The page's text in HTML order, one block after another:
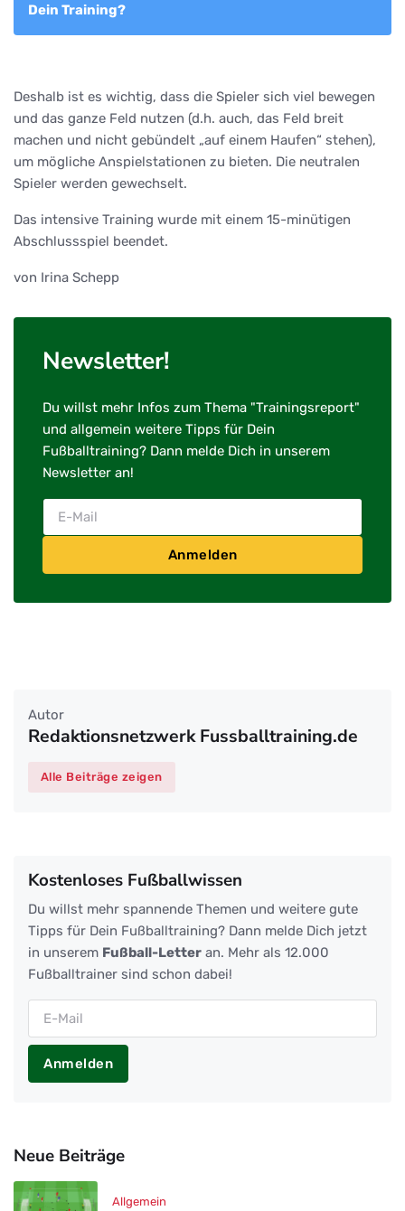
Dein Training?
Deshalb ist es wichtig, dass die Spieler sich viel bewegen
und das ganze Feld nutzen (d.h. auch, das Feld breit
machen und nicht gebündelt „auf einem Haufen“ stehen),
um mögliche Anspielstationen zu bieten. Die neutralen
Spieler werden gewechselt.
Das intensive Training wurde mit einem 15-minütigen
Abschlussspiel beendet.
von Irina Schepp
Newsletter!
Du willst mehr Infos zum Thema "Trainingsreport"
und allgemein weitere Tipps für Dein
Fußballtraining? Dann melde Dich in unserem
Newsletter an!
Anmelden
Autor
Redaktionsnetzwerk Fussballtraining.de
Alle Beiträge zeigen
Kostenloses Fußballwissen
Du willst mehr spannende Themen und weitere gute
Tipps für Dein Fußballtraining? Dann melde Dich jetzt
in unserem Fußball-Letter an. Mehr als 12.000
Fußballtrainer sind schon dabei!
Anmelden
Neue Beiträge
Allgemein